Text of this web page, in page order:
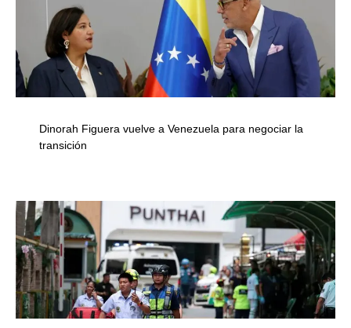
Dinorah Figuera vuelve a Venezuela para negociar la
transición